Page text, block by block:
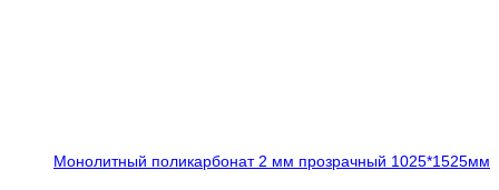
Монолитный поликарбонат 2 мм прозрачный 1025*1525мм